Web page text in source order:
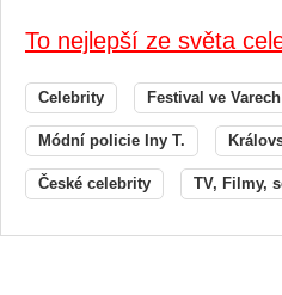
To nejlepší ze světa
Celebrity Festival ve Varech
Módní policie Iny T.
České celebrity TV, Filmy,